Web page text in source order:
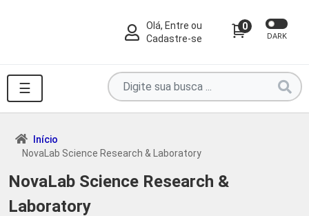
Olá, Entre ou
Cadastre-se
0
DARK
☰
Pesquise
por
produtos
...
Início
NovaLab Science Research & Laboratory
NovaLab Science Research &
Laboratory